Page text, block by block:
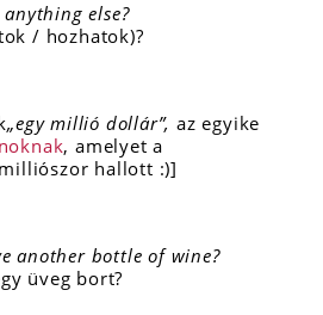
else?
/ hozhatok)?
„egy millió dollár”,az egyike
, amelyet a
hallott :)]
another bottle of wine?
üveg bort?